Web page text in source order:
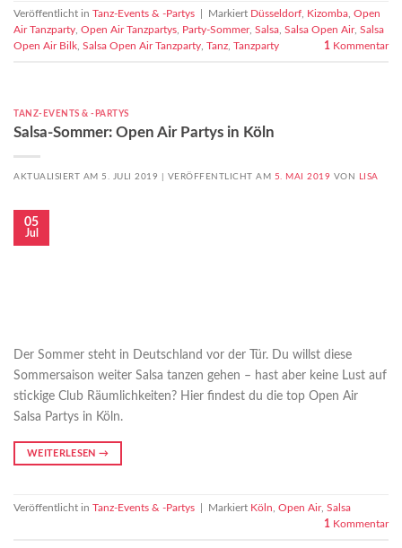
Veröffentlicht in Tanz-Events & -Partys Markiert Düsseldorf, Kizomba, Open
Air Tanzparty, Open Air Tanzpartys, Party-Sommer, Salsa, Salsa Open Air, Salsa
Open Air Bilk, Salsa Open Air Tanzparty, Tanz, Tanzparty 1 Kommentar
TANZ-EVENTS & -PARTYS
Salsa-Sommer: Open Air Partys in Köln
AKTUALISIERT AM 5. JULI 2019 | VERÖFFENTLICHT AM 5. MAI 2019 VON LISA
05
Jul
Der Sommer steht in Deutschland vor der Tür. Du willst diese
Sommersaison weiter Salsa tanzen gehen – hast aber keine Lust auf
stickige Club Räumlichkeiten? Hier findest du die top Open Air
Salsa Partys in Köln.
WEITERLESEN →
Veröffentlicht in Tanz-Events & -Partys Markiert Köln Open Air, Salsa
1 Kommentar